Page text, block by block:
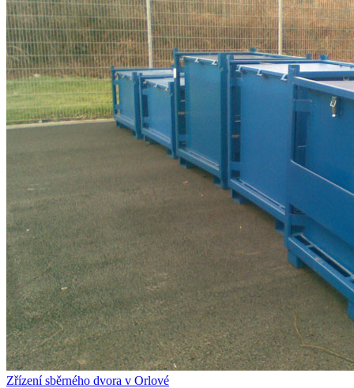
Zřízení sběrného dvora v Orlové